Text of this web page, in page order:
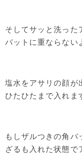
そしてサッと洗った
バットに重ならない
塩水をアサリの顔が
ひたひたまで入れま
もしザルつきの角バ
ざるも入れた状態で